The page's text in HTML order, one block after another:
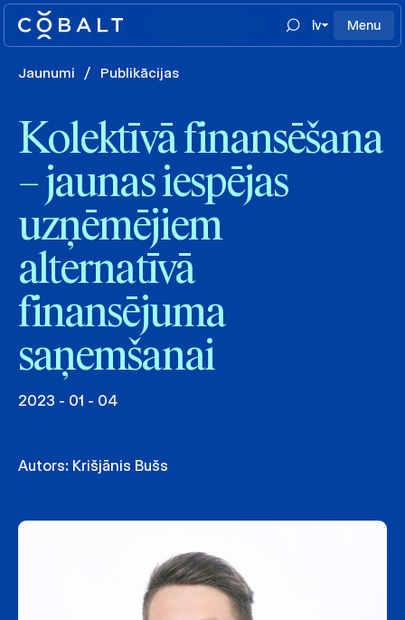
lv Menu
Jaunumi / Publikācijas
Kolektīvā finansēšana
– jaunas iespējas
uzņēmējiem
alternatīvā
finansējuma
saņemšanai
2023 - 01 - 04
Autors: Krišjānis Bušs